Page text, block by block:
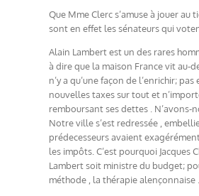
Que Mme Clerc s’amuse à jouer au
sont en effet les sénateurs qui
Alain Lambert est un des rares
à dire que la maison France vit au-
n’y a qu’une façon de l’enrichir;
nouvelles taxes sur tout et
remboursant ses dettes . N’avons-
Notre ville s’est redressée ,
prédecesseurs avaient
les impôts. C’est pourquoi Jacques
Lambert soit ministre du budget;
méthode , la thérapie alençonnaise .